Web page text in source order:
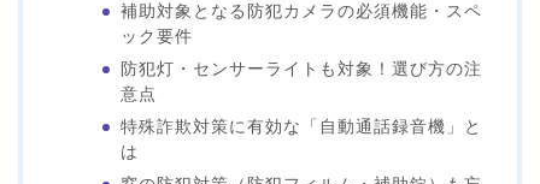
補助対象となる防犯カメラの必須機能・スペ
ック要件
防犯灯・センサーライトも対象！選び方の注
意点
特殊詐欺対策に有効な「自動通話録音機」と
は